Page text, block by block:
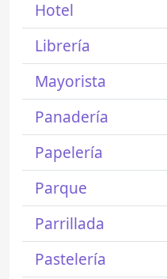
Hotel
Librería
Mayorista
Panadería
Papelería
Parque
Parrillada
Pastelería